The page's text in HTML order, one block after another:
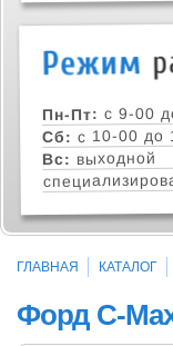
Пн-Пт: с 9-00
Сб: с 10-00 до
Вс: выходной
ГЛАВНАЯ КАТАЛОГ
Форд C-